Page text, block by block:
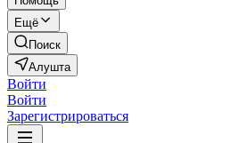
Ещё
Поиск
Алушта
Войти
Войти
Зарегистрироваться